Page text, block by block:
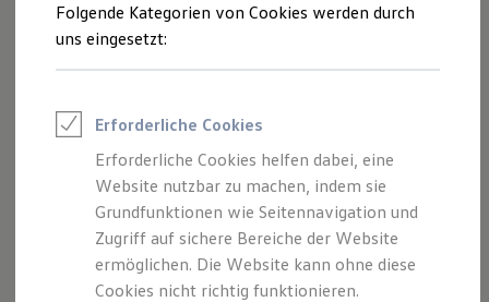
Feuerwehr
Rettungsdienste
ONE Business ID Vorteile
Fahrzeugsuche & Marktplatz
Digitaler Marktplatz
Kauf & Finanzierung
Online-Fahrzeugbewertung
Aktionen & Angebote
E-Auto-Förderung
Für Privatkunden
Für Gewerbekunden
Profi Paket
TopDeal
Folgende Kategorien von Cookies werden durch
uns eingesetzt:
Erforderliche Cookies
Erforderliche Cookies helfen dabei, eine
Website nutzbar zu machen, indem sie
Grundfunktionen wie Seitennavigation und
Zugriff auf sichere Bereiche der Website
ermöglichen. Die Website kann ohne diese
Cookies nicht richtig funktionieren.